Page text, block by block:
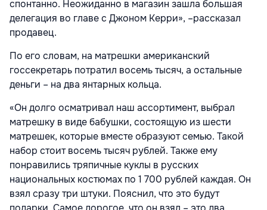
спонтанно. Неожиданно в магазин зашла большая
делегация во главе с Джоном Керри», –рассказал
продавец.
По его словам, на матрешки американский
госсекретарь потратил восемь тысяч, а остальные
деньги – на два янтарных кольца.
«Он долго осматривал наш ассортимент, выбрал
матрешку в виде бабушки, состоящую из шести
матрешек, которые вместе образуют семью. Такой
набор стоит восемь тысяч рублей. Также ему
понравились тряпичные куклы в русских
национальных костюмах по 1 700 рублей каждая. Он
взял сразу три штуки. Пояснил, что это будут